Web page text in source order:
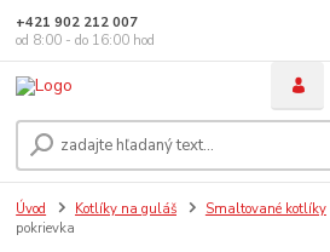
+421 902 212 007
od 8:00 - do 16:00 hod
Úvod Kotlíky na guláš Smaltované kotlíky
pokrievka